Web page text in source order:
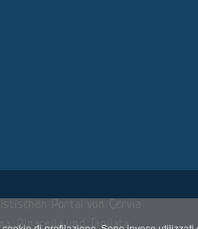
Pinarella und Tagliata